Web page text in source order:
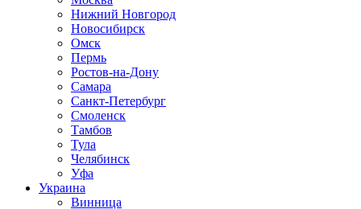
Нижний Новгород
Новосибирск
Омск
Пермь
Ростов-на-Дону
Самара
Санкт-Петербург
Смоленск
Тамбов
Тула
Челябинск
Уфа
Украина
Винница